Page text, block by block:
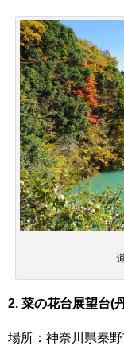
2. 菜の花台展望台(
場所：神奈川県秦